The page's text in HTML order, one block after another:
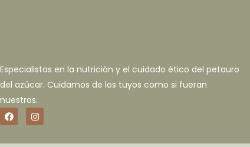
Especialistas en la nutrición y el cuidado ético del petauro
del azúcar. Cuidamos de los tuyos como si fueran
nuestros.